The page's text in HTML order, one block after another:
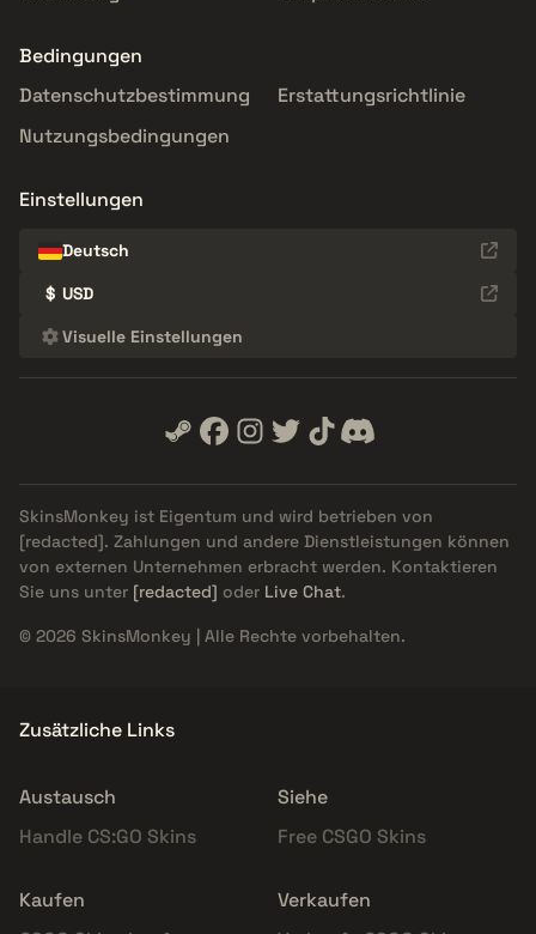
Bedingungen
Datenschutzbestimmung
Erstattungsrichtlinie
Nutzungsbedingungen
Einstellungen
Deutsch
$ USD
Visuelle Einstellungen
SkinsMonkey ist Eigentum und wird betrieben von
[redacted]. Zahlungen und andere Dienstleistungen können
von externen Unternehmen erbracht werden. Kontaktieren
Sie uns unter [redacted] oder Live Chat.
© 2026 SkinsMonkey | Alle Rechte vorbehalten.
Zusätzliche Links
Austausch
Handle CS:GO Skins
Siehe
Free CSGO Skins
Kaufen
Verkaufen